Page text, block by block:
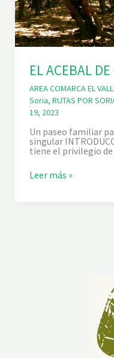
EL ACEBAL
AREA COMARCA EL
Soria, RUTAS POR
19, 2023
Un paseo familiar
singular
tiene el privilegio
E
Leer más »